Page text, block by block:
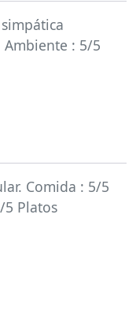
: 5/5
Comida : 5/5
Platos